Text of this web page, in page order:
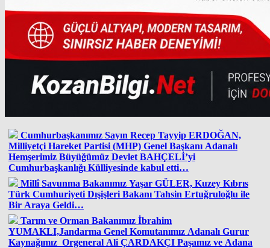
Cumhurbaşkanımız Sayın Recep Tayyip ERDOĞAN,
Milliyetçi Hareket Partisi (MHP) Genel Başkanı Adanalı
Hemşerimiz Büyüğümüz Devlet BAHÇELİ’yi
Cumhurbaşkanlığı Külliyesinde kabul etti…
Millî Savunma Bakanımız Yaşar GÜLER, Kuzey Kıbrıs
Türk Cumhuriyeti Dışişleri Bakanı Tahsin Ertuğruloğlu ile
Bir Araya Geldi…
Tarım ve Orman Bakanımız İbrahim
YUMAKLI,Jandarma Genel Komutanımız Adanalı Gurur
Kaynağımız Orgeneral Ali ÇARDAKÇI Paşamız ve Adana